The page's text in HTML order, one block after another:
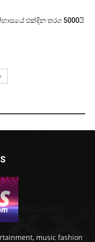
එක්දින තරග 5000යි
music fashion